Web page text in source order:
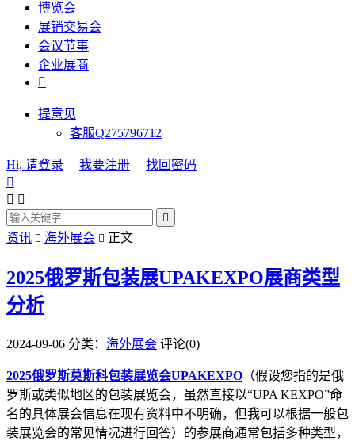
博览会
展销交易会
会议节事
企业展商

提意见
客服Q275796712
Hi, 请登录 我要注册
找回密码

 

资讯  海外展会  正文
2025俄罗斯包装展UPAKEXPO展商类型
分析
2024-09-06 分类： 海外展会 评论(0)
2025俄罗斯莫斯科包装展览会UPAKEXPO （假设您指的是俄
罗斯或类似地区的包装展览会，虽然直接以“UPA KEXPO”命
名的具体展会信息在现有资料中不明确，但我可以根据一般包
装展览会的常见情况进行回答）的参展商通常包括多种类型，